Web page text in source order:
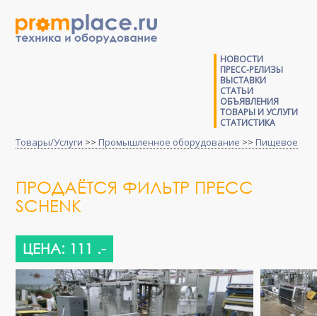
НОВОСТИ
ПРЕСС-РЕЛИЗЫ
ВЫСТАВКИ
СТАТЬИ
ОБЪЯВЛЕНИЯ
ТОВАРЫ И УСЛУГИ
СТАТИСТИКА
Товары/Услуги >> Промышленное оборудование >> Пищевое
ПРОДАЁТСЯ ФИЛЬТР ПРЕСС
SCHENK
ЦЕНА: 111 .-